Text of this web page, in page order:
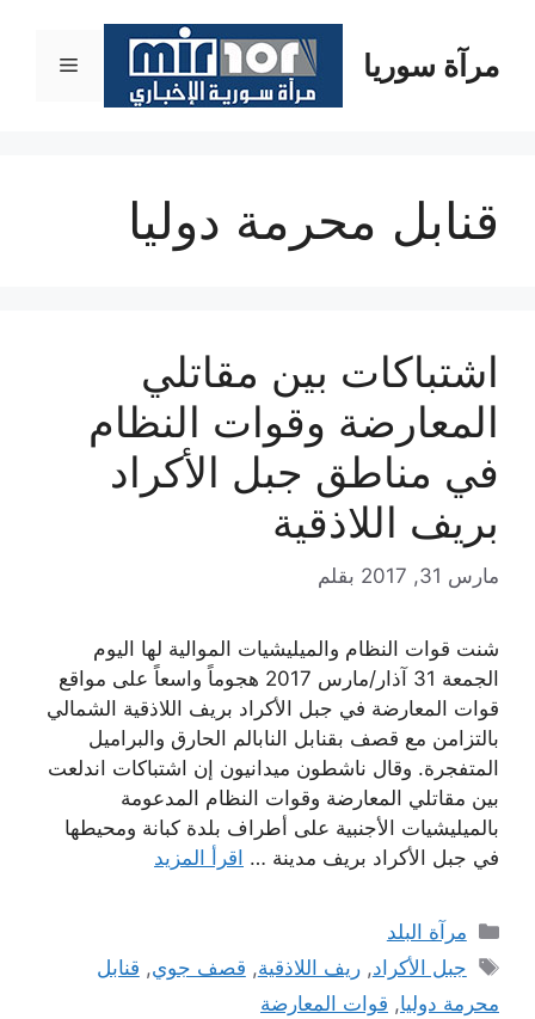
المحتوىمرآة سوريا القائمة
قنابل محرمة دوليا
اشتباكات بين مقاتلي
المعارضة وقوات النظام
في مناطق جبل الأكراد
بريف اللاذقية
مارس 31, 2017 بقلم
شنت قوات النظام والميليشيات الموالية لها اليوم
الجمعة 31 آذار/مارس 2017 هجوماً واسعاً على مواقع
قوات المعارضة في جبل الأكراد بريف اللاذقية الشمالي
بالتزامن مع قصف بقنابل النابالم الحارق والبراميل
المتفجرة. وقال ناشطون ميدانيون إن اشتباكات اندلعت
بين مقاتلي المعارضة وقوات النظام المدعومة
بالميليشيات الأجنبية على أطراف بلدة كبانة ومحيطها
في جبل الأكراد بريف مدينة … اقرأ المزيد
التصنيفات
مرآة البلد
الوسوم
جبل الأكراد,ريف اللاذقية, قصف جوي, قنابل
محرمة دوليا, قوات المعارضة